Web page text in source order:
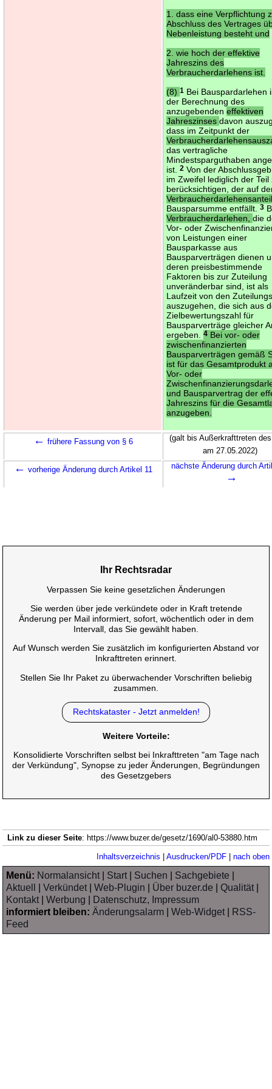
1. dass eine Verpflichtung
Abschluss des Vertrages
Nebenleistung besteht und
2. wie hoch der effektive
Jahreszins des
Verbraucherdarlehens ist.
(8)1 Bei Bauspardarlehen
der Berechnung des
anzugebendeneffektiven
Jahreszinsesdavon
dass im Zeitpunkt der
das vertragliche
Mindestsparguthaben
ist.2 Von der
im Zweifel lediglich der Teil
berücksichtigen, der auf
Bausparsumme entfällt.3
Verbraucherdarlehen,die
Vor- oder
von Leistungen einer
Bausparkasse aus
Bausparverträgen dienen
deren preisbestimmende
Faktoren bis zur Zuteilung
unveränderbar sind, ist als
Laufzeit von den
auszugehen, die sich aus
Zielbewertungszahl für
Bausparverträge gleicher
ergeben.4 Bei vor- oder
zwischenfinanzierten
Bausparverträgen gemäß
ist für das Gesamtprodukt
Vor- oder
und Bausparvertrag der
Jahreszins für die
anzugeben.
← frühere Fassung von § 6
(galt bis Außerkrafttreten
am 27.05.2022)
← vorherige Änderung durch Artikel 11 nächste Änderung durch
→
Ihr Rechtsradar
Verpassen Sie keine gesetzlichen Änderungen
Sie werden über jede verkündete oder in Kraft tretende
Änderung per Mail informiert, sofort, wöchentlich oder in dem
Intervall, das Sie gewählt haben.
Auf Wunsch werden Sie zusätzlich im konfigurierten Abstand vor
Inkrafttreten erinnert.
Stellen Sie Ihr Paket zu überwachender Vorschriften beliebig
zusammen.
Rechtskataster - Jetzt anmelden!
Weitere Vorteile:
Konsolidierte Vorschriften selbst bei Inkrafttreten "am Tage nach
der Verkündung", Synopse zu jeder Änderungen, Begründungen
des Gesetzgebers
Link zu dieser Seite: https://www.buzer.de/gesetz/1690/al0-53880.htm
Inhaltsverzeichnis Ausdrucken/PDF| nach oben
Menü: Normalansicht| Start| Suchen Sachgebiete
Aktuell
|Verkündet|Web-Plugin Über buzer.de |Qualität|
Kontakt|Werbung
Datenschutz, Impressum
informiert bleiben: Änderungsalarm |Web-Widget|
RSS-
Feed